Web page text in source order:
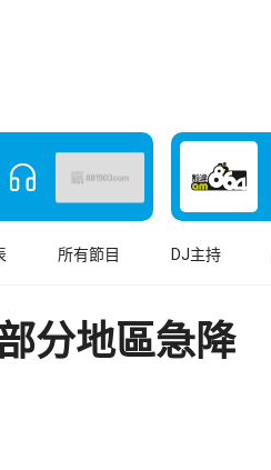
所有節目 DJ主持
分地區急降